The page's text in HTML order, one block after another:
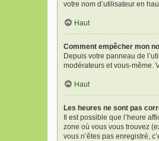
votre nom d’utilisateur en
Haut
Comment empêcher mon
Depuis votre panneau de
modérateurs et vous-même.
Haut
Les heures ne sont pas
Il est possible que l’heure
zone où vous vous trouvez
vous n’êtes pas enregistré,